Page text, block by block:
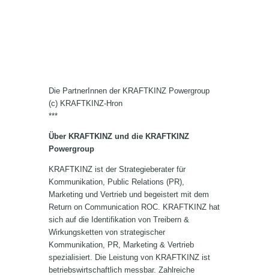
Die PartnerInnen der KRAFTKINZ Powergroup
(c) KRAFTKINZ-Hron
***
Über KRAFTKINZ und die KRAFTKINZ
Powergroup
KRAFTKINZ ist der Strategieberater für
Kommunikation, Public Relations (PR),
Marketing und Vertrieb und begeistert mit dem
Return on Communication ROC. KRAFTKINZ hat
sich auf die Identifikation von Treibern &
Wirkungsketten von strategischer
Kommunikation, PR, Marketing & Vertrieb
spezialisiert. Die Leistung von KRAFTKINZ ist
betriebswirtschaftlich messbar. Zahlreiche